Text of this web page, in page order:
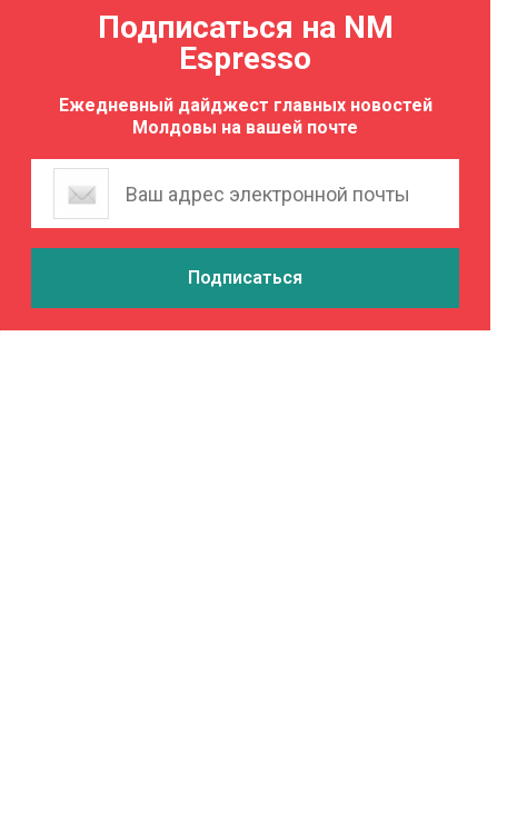
Подписаться на NM
Espresso
Ежедневный дайджест главных новостей
Молдовы на вашей почте